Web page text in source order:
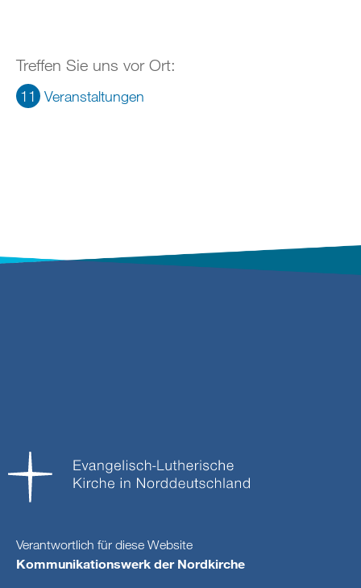
Treffen Sie uns vor Ort:
11 Veranstaltungen
Verantwortlich für diese Website
Kommunikationswerk der Nordkirche